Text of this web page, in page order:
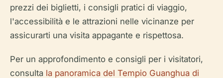
prezzi dei biglietti, i consigli pratici di viaggio,
l'accessibilità e le attrazioni nelle vicinanze per
assicurarti una visita appagante e rispettosa.
Per un approfondimento e consigli per i visitatori,
consulta la panoramica del Tempio Guanghua di